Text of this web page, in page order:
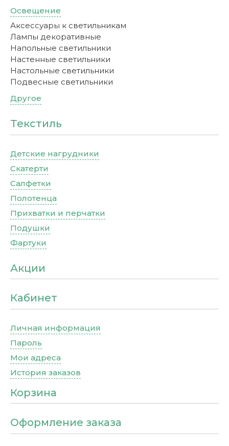
Освещение
Аксессуары к светильникам
Лампы декоративные
Напольные светильники
Настенные светильники
Настольные светильники
Подвесные светильники
Другое
Текстиль
Детские нагрудники
Скатерти
Салфетки
Полотенца
Прихватки и перчатки
Подушки
Фартуки
Акции
Кабинет
Личная информация
Пароль
Мои адреса
История заказов
Корзина
Оформление заказа